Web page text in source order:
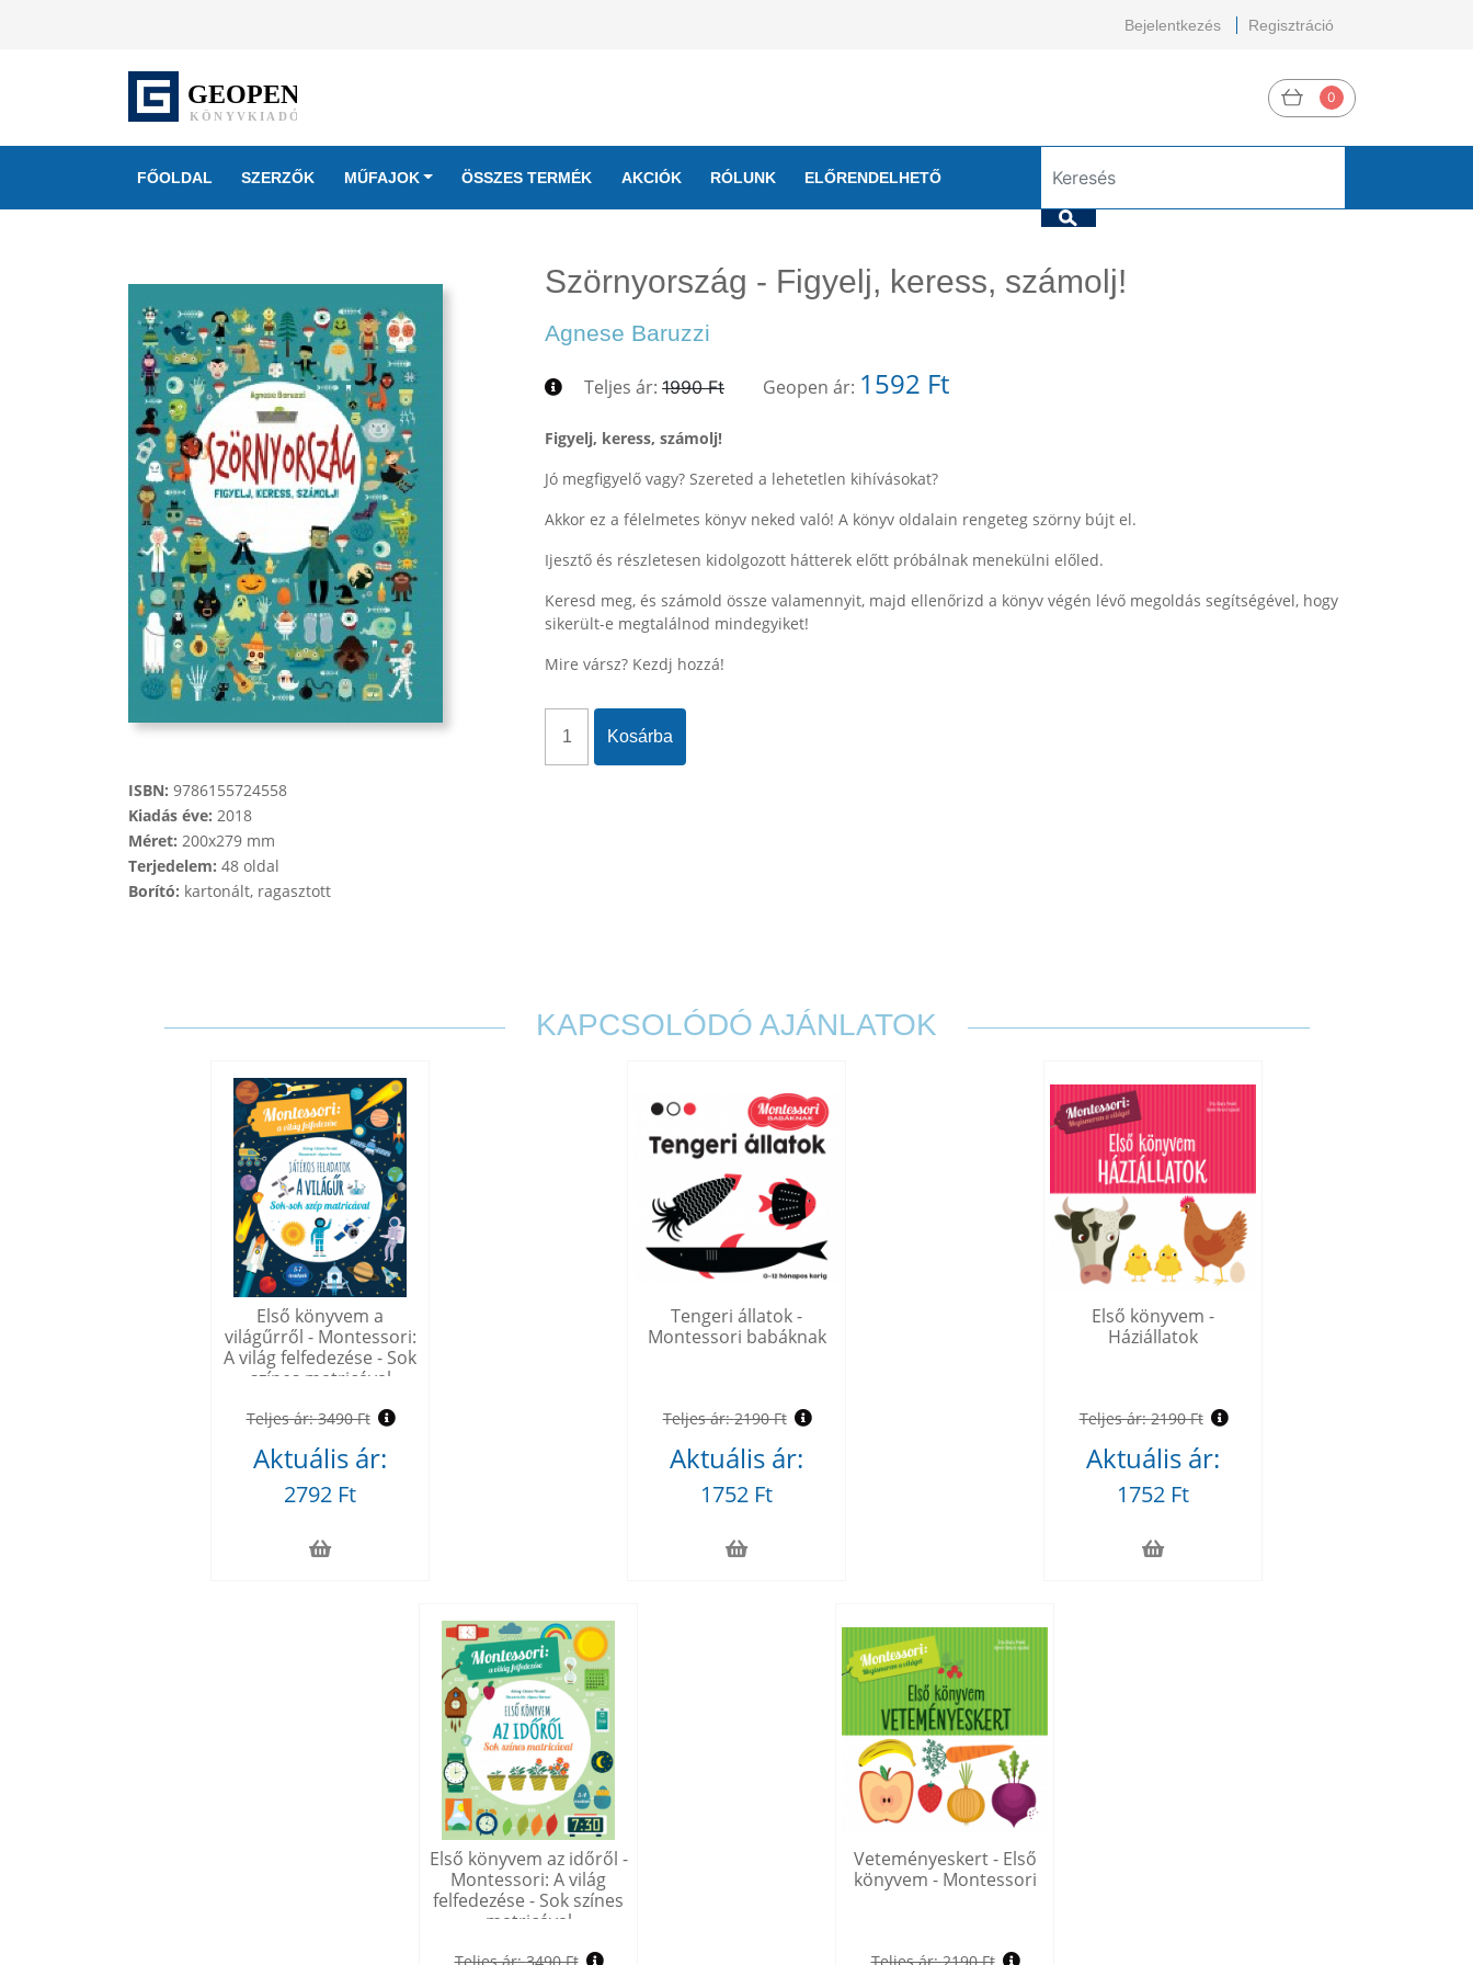
Bejelentkezés Regisztráció
0
FŐOLDAL SZERZŐK MŰFAJOK ÖSSZES TERMÉK AKCIÓK RÓLUNK ELŐRENDELHETŐ
ISBN: 9786155724558
Kiadás éve: 2018
Méret: 200x279 mm
Terjedelem: 48 oldal
Borító: kartonált, ragasztott
Szörnyország - Figyelj, keress, számolj!
Agnese Baruzzi
Teljes ár: 1990 Ft Geopen ár: 1592 Ft
Figyelj, keress, számolj!
Jó megfigyelő vagy? Szereted a lehetetlen kihívásokat?
Akkor ez a félelmetes könyv neked való! A könyv oldalain rengeteg szörny bújt el.
Ijesztő és részletesen kidolgozott hátterek előtt próbálnak menekülni előled.
Keresd meg, és számold össze valamennyit, majd ellenőrizd a könyv végén lévő megoldás segítségével, hogy
sikerült-e megtalálnod mindegyiket!
Mire vársz? Kezdj hozzá!
Kosárba
KAPCSOLÓDÓ AJÁNLATOK
Első könyvem a
világűrről - Montessori:
A világ felfedezése - Sok
színes matricával
Teljes ár:3490 Ft
Aktuális ár:
2792 Ft
Tengeri állatok -
Montessori babáknak
Teljes ár:2190 Ft
Aktuális ár:
1752 Ft
Első könyvem -
Háziállatok
Teljes ár:2190 Ft
Aktuális ár:
1752 Ft
Első könyvem az időről -
Montessori: A világ
felfedezése - Sok színes
matricával
Veteményeskert - Első
könyvem - Montessori